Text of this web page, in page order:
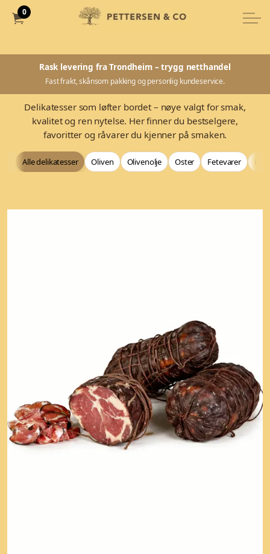
0
Rask levering fra Trondheim – trygg netthandel
Fast frakt, skånsom pakking og personlig kundeservice.
Delikatesser som løfter bordet – nøye valgt for smak,
kvalitet og ren nytelse. Her finner du bestselgere,
favoritter og råvarer du kjenner på smaken.
Alle delikatesser Oliven Olivenolje Oster Fetevarer